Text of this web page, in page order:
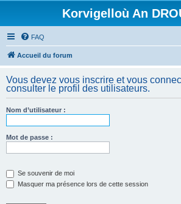
Korvigelloù An
FAQ
Accueil du forum
Vous devez vous inscrire et vous
consulter le profil des utilisateurs.
Nom d’utilisateur :
Mot de passe :
Se souvenir de moi
Masquer ma présence lors de cette session